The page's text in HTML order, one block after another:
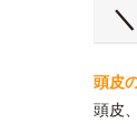
頭皮
頭皮